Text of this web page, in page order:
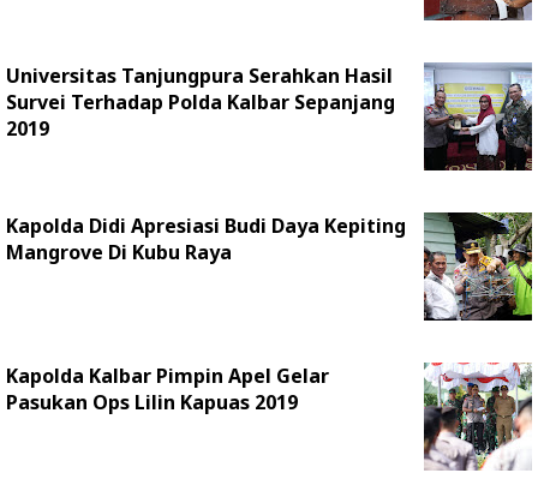
Universitas Tanjungpura Serahkan Hasil
Survei Terhadap Polda Kalbar Sepanjang
2019
Kapolda Didi Apresiasi Budi Daya Kepiting
Mangrove Di Kubu Raya
Kapolda Kalbar Pimpin Apel Gelar
Pasukan Ops Lilin Kapuas 2019